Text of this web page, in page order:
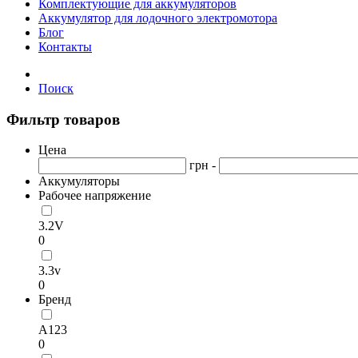
Комплектующие для аккумуляторов
Аккумулятор для лодочного электромотора
Блог
Контакты
Поиск
Фильтр товаров
Цена
грн -
Аккумуляторы
Рабочее напряжение
3.2V
0
3.3v
0
Бренд
А123
0